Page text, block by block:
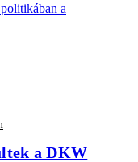
a
a DKW